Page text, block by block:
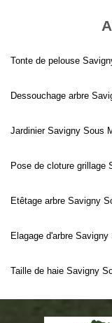
Tonte de pelouse
Dessouchage arbre
Jardinier Savigny Sous
Pose de cloture grillage
Etêtage arbre Savigny
Elagage d'arbre
Taille de haie Savigny